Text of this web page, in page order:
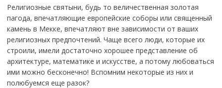
Религиозные святыни, будь то величественная золотая
пагода, впечатляющие европейские соборы или священный
камень в Мекке, впечатляют вне зависимости от ваших
религиозных предпочтений. Чаще всего люди, которые их
строили, имели достаточно хорошее представление об
архитектуре, математике и искусстве, а потому любоваться
ими можно бесконечно! Вспомним некоторые из них и
полюбуемся еще разок?